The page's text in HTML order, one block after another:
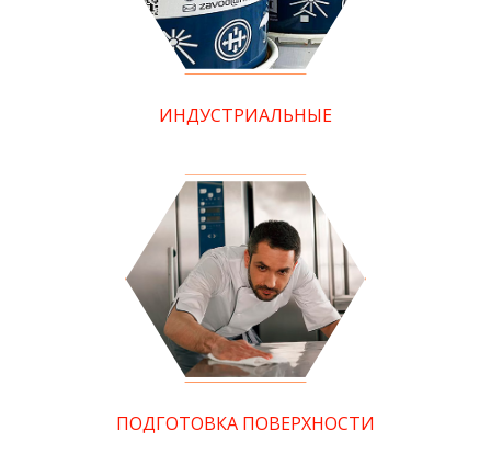
ИНДУСТРИАЛЬНЫЕ
ПОДГОТОВКА ПОВЕРХНОСТИ